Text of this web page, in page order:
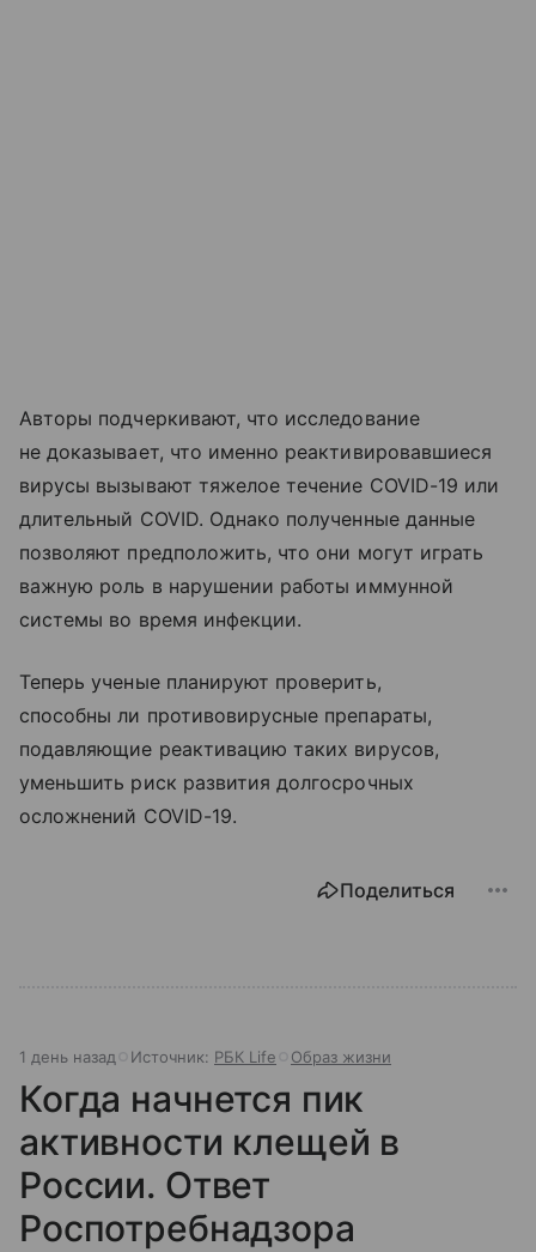
Авторы подчеркивают, что исследование
не доказывает, что именно реактивировавшиеся
вирусы вызывают тяжелое течение COVID-19 или
длительный COVID. Однако полученные данные
позволяют предположить, что они могут играть
важную роль в нарушении работы иммунной
системы во время инфекции.
Теперь ученые планируют проверить,
способны ли противовирусные препараты,
подавляющие реактивацию таких вирусов,
уменьшить риск развития долгосрочных
осложнений COVID-19.
Поделиться
1 день назад Источник: РБК Life Образ жизни
Когда начнется пик
активности клещей в
России. Ответ
Роспотребнадзора